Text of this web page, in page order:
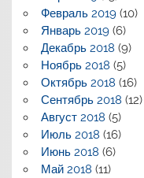
Февраль 2019(10)
Январь 2019(6)
Декабрь 2018 (9)
Ноябрь 2018 (5)
Октябрь 2018 (16)
Сентябрь 2018 (12)
Август 2018 (5)
Июль 2018 (16)
Июнь 2018 (6)
Май 2018 (11)